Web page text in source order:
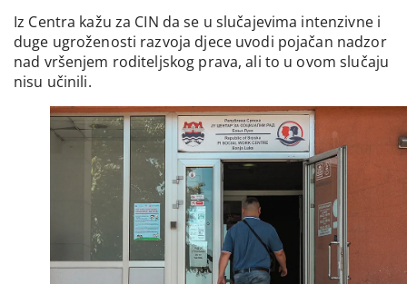
Iz Centra kažu za CIN da se u slučajevima intenzivne i
duge ugroženosti razvoja djece uvodi pojačan nadzor
nad vršenjem roditeljskog prava, ali to u ovom slučaju
nisu učinili.